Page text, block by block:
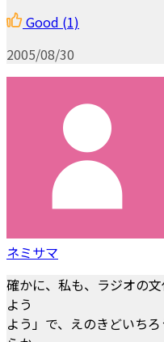
Good (1)
2005/08/30
ネミサマ
確かに、私も、ラジオの
よう
よう」で、えのきどいち